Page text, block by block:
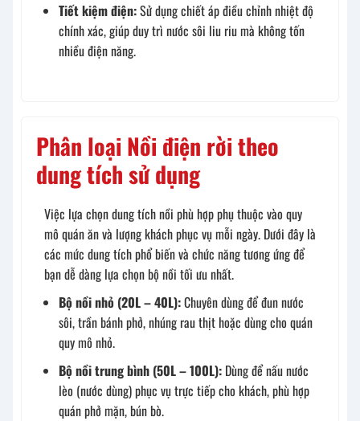
Tiết kiệm điện:Sử dụng chiết áp điều chỉnh nhiệt độ
chính xác, giúp duy trì nước sôi liu riu mà không tốn
nhiều điện năng.
Phân loại Nồi điện rời theo
dung tích sử dụng
Việc lựa chọn dung tích nồi phù hợp phụ thuộc vào quy
mô quán ăn và lượng khách phục vụ mỗi ngày. Dưới đây là
các mức dung tích phổ biến và chức năng tương ứng để
bạn dễ dàng lựa chọn bộ nồi tối ưu nhất.
Bộ nồi nhỏ (20L – 40L):Chuyên dùng để đun nước
sôi, trần bánh phở, nhúng rau thịt hoặc dùng cho quán
quy mô nhỏ.
Bộ nồi trung bình (50L – 100L): Dùng để nấu nước
lèo (nước dùng) phục vụ trực tiếp cho khách, phù hợp
quán phở mặn, bún bò.